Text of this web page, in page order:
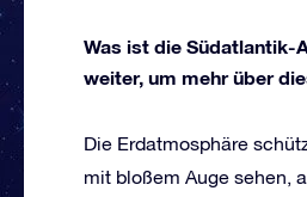
Was ist die Südatlantik-
weiter, um mehr über
Die Erdatmosphäre
mit bloßem Auge sehen,